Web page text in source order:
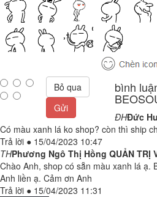
Bỏ qua
Gửi
bình
ĐHĐức
Có màu xanh lá ko shop? còn thì ship
Trả lời ● 15/04/2023 10:47
THPhương Ngô Thị Hồng QUẢN TRỊ
Chào Anh, shop có sẵn màu xanh lá ạ.
Anh liền ạ. Cảm ơn Anh
Trả lời ● 15/04/2023 11:31